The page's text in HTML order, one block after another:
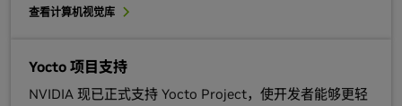
查看计算机视觉库
Yocto 项目支持
NVIDIA 现已正式支持 Yocto Project，使开发者能够更轻